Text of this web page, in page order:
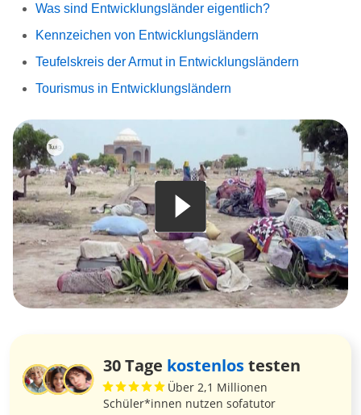
Was sind Entwicklungsländer eigentlich?
Kennzeichen von Entwicklungsländern
Teufelskreis der Armut in Entwicklungsländern
Tourismus in Entwicklungsländern
30 Tage kostenlostesten
Über 2,1 Millionen
Schüler*innen nutzen sofatutor